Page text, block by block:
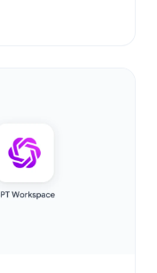
guide till vad du kan